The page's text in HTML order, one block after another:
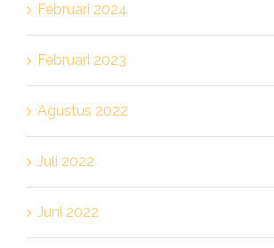
Februari 2024
Februari 2023
Agustus 2022
Juli 2022
Juni 2022